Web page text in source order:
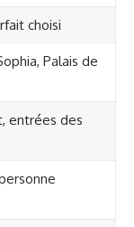
choisi
Palais de
entrées des